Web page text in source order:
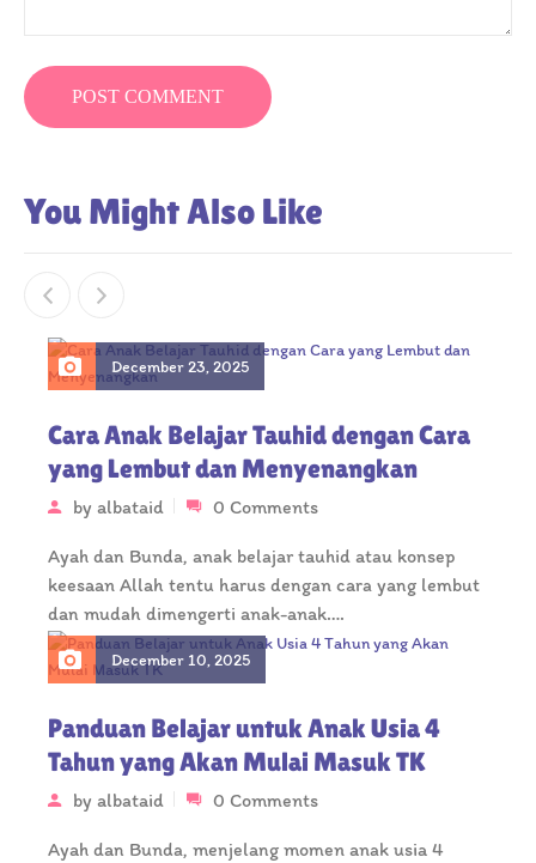
You Might Also Like
December 23, 2025
Cara Anak Belajar Tauhid dengan Cara
yang Lembut dan Menyenangkan
by albataid 0 Comments
Ayah dan Bunda, anak belajar tauhid atau konsep
keesaan Allah tentu harus dengan cara yang lembut
dan mudah dimengerti anak-anak….
December 10, 2025
Panduan Belajar untuk Anak Usia 4
Tahun yang Akan Mulai Masuk TK
by albataid 0 Comments
Ayah dan Bunda, menjelang momen anak usia 4